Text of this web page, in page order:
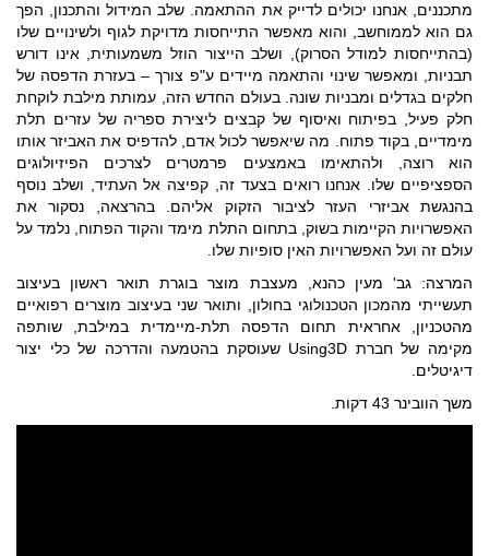
מתכננים, אנחנו יכולים לדייק את ההתאמה. שלב המידול והתכנון, הפך
גם הוא לממוחשב, והוא מאפשר התייחסות מדויקת לגוף ולשינויים שלו
(בהתייחסות למודל הסרוק), ושלב הייצור הוזל משמעותית, אינו דורש
תבניות, ומאפשר שינוי והתאמה מיידים ע"פ צורך – בעזרת הדפסה של
חלקים בגדלים ומבניות שונה. בעולם החדש הזה, עמותת מילבת לוקחת
חלק פעיל, בפיתוח ואיסוף של קבצים ליצירת ספריה של עזרים תלת
מימדיים, בקוד פתוח. מה שיאפשר לכול אדם, להדפיס את האביזר אותו
הוא רוצה, ולהתאימו באמצעים פרמטרים לצרכים הפיזיולוגים
הספציפיים שלו. אנחנו רואים בצעד זה, קפיצה אל העתיד, ושלב נוסף
בהנגשת אביזרי העזר לציבור הזקוק אליהם. בהרצאה, נסקור את
האפשרויות הקיימות בשוק, בתחום התלת מימד והקוד הפתוח, נלמד על
עולם זה ועל האפשרויות האין סופיות שלו.
המרצה: גב' מעין כהנא, מעצבת מוצר בוגרת תואר ראשון בעיצוב
תעשייתי מהמכון הטכנולוגי בחולון, ותואר שני בעיצוב מוצרים רפואיים
מהטכניון, אחראית תחום הדפסה תלת-מיימדית במילבת, שותפה
מקימה של חברת Using3D שעוסקת בהטמעה והדרכה של כלי יצור
דיגיטלים.
משך הוובינר 43 דקות.